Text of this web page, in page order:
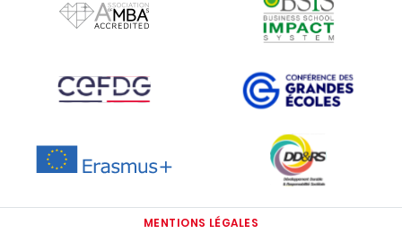
IMAGE
IMAGE
IMAGE IMAGE
MENTIONS LÉGALES